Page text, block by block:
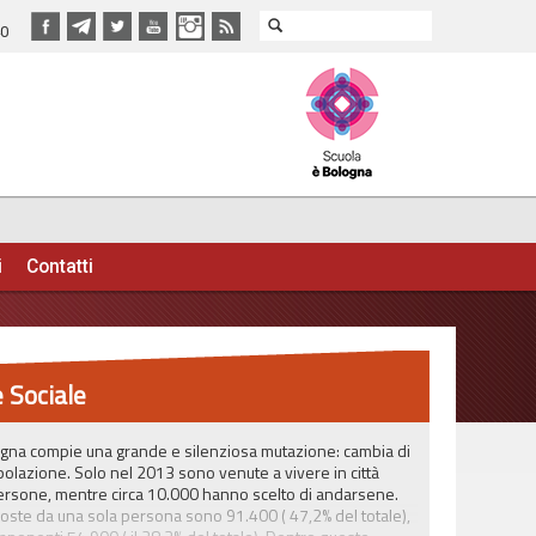
Contatti
Sociale
compie una grande e silenziosa mutazione: cambia di
Solo nel 2013 sono venute a vivere in città
mentre circa 10.000 hanno scelto di andarsene.
da una sola persona sono 91.400 ( 47,2% del totale),